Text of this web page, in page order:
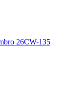
26CW-135